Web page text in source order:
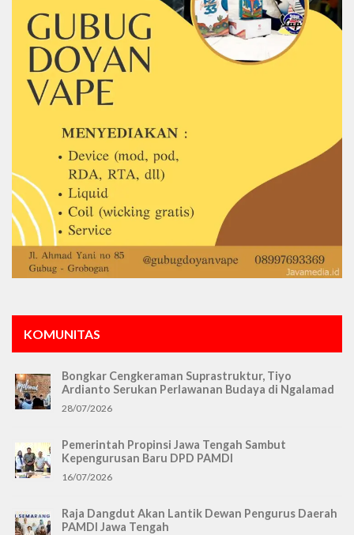
KOMUNITAS
Bongkar Cengkeraman Suprastruktur, Tiyo
Ardianto Serukan Perlawanan Budaya di Ngalamad
28/07/2026
Pemerintah Propinsi Jawa Tengah Sambut
Kepengurusan Baru DPD PAMDI
16/07/2026
Raja Dangdut Akan Lantik Dewan Pengurus Daerah
PAMDI Jawa Tengah